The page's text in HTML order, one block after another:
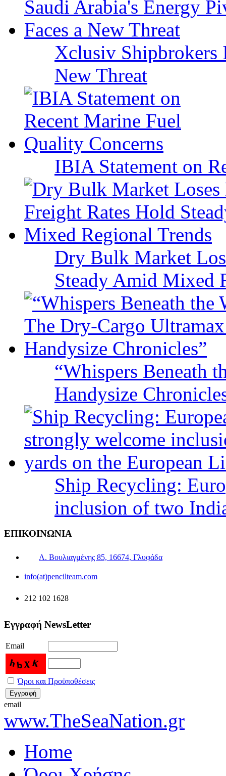
Xclusiv Shipbrokers
New Threat
IBIA Statement on
Dry Bulk Market
Steady Amid Mixed
“Whispers Beneath
Handysize
Ship Recycling:
inclusion of two
ΕΠΙΚΟΙΝΩΝΙΑ
Λ. Βουλιαγμένης 85, 16674, Γλυφάδα
info(at)pencilteam.com
212 102 1628
Εγγραφή NewsLetter
Email
Όροι και Προϋποθέσεις
email
www.TheSeaNation.gr
Home